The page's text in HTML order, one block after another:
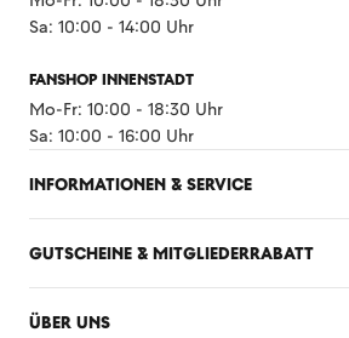
Sa: 10:00 - 14:00 Uhr
FANSHOP INNENSTADT
Mo-Fr: 10:00 - 18:30 Uhr
Sa: 10:00 - 16:00 Uhr
INFORMATIONEN & SERVICE
GUTSCHEINE & MITGLIEDERRABATT
ÜBER UNS